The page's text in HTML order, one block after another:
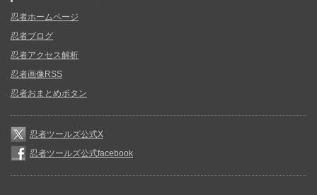
忍者ホームページ
忍者ブログ
忍者アクセス解析
忍者画像RSS
忍者おまとめボタン
忍者ツールズ公式X
忍者ツールズ公式facebook